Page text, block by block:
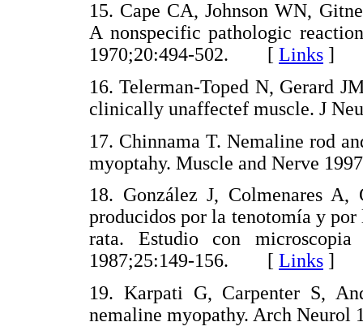
15. Cape CA, Johnson WN,
A nonspecific pathologic
1970;20:494-502. [ Links ]
16. Telerman-Toped N, Gerard
clinically unaffectef muscle. J
17. Chinnama T. Nemaline rod
myoptahy. Muscle and Nerve
18. González J, Colmenares
producidos por la tenotomía y
rata. Estudio con
1987;25:149-156. [ Links ]
19. Karpati G, Carpenter S,
nemaline myopathy. Arch